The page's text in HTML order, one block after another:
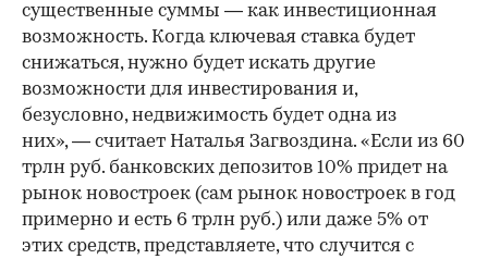
существенные суммы — как инвестиционная
возможность. Когда ключевая ставка будет
снижаться, нужно будет искать другие
возможности для инвестирования и,
безусловно, недвижимость будет одна из
них», — считает Наталья Загвоздина. «Если из 60
трлн руб. банковских депозитов 10% придет на
рынок новостроек (сам рынок новостроек в год
примерно и есть 6 трлн руб.) или даже 5% от
этих средств, представляете, что случится с